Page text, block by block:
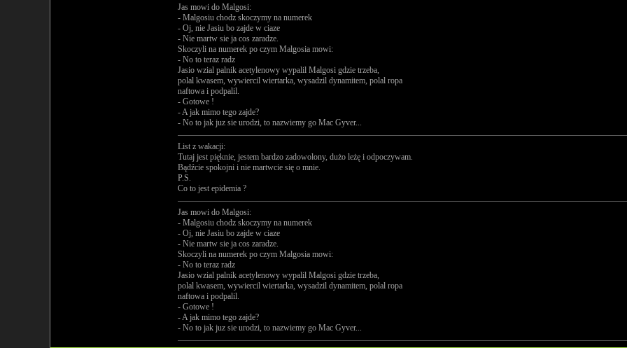
Jas mowi do Malgosi:
- Malgosiu chodz skoczymy na numerek
- Oj, nie Jasiu bo zajde w ciaze
- Nie martw sie ja cos zaradze.
Skoczyli na numerek po czym Malgosia mowi:
- No to teraz radz
Jasio wzial palnik acetylenowy wypalil Malgosi gdzie trzeba,
polal kwasem, wywiercil wiertarka, wysadzil dynamitem, polal ropa
naftowa i podpalil.
- Gotowe !
- A jak mimo tego zajde?
- No to jak juz sie urodzi, to nazwiemy go Mac Gyver...
List z wakacji:
Tutaj jest pięknie, jestem bardzo zadowolony, dużo leżę i odpoczywam.
Bądźcie spokojni i nie martwcie się o mnie.
P.S.
Co to jest epidemia ?
Jas mowi do Malgosi:
- Malgosiu chodz skoczymy na numerek
- Oj, nie Jasiu bo zajde w ciaze
- Nie martw sie ja cos zaradze.
Skoczyli na numerek po czym Malgosia mowi:
- No to teraz radz
Jasio wzial palnik acetylenowy wypalil Malgosi gdzie trzeba,
polal kwasem, wywiercil wiertarka, wysadzil dynamitem, polal ropa
naftowa i podpalil.
- Gotowe !
- A jak mimo tego zajde?
- No to jak juz sie urodzi, to nazwiemy go Mac Gyver...